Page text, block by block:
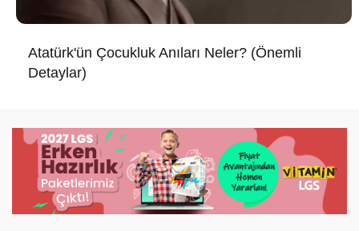
Atatürk'ün Çocukluk Anıları Neler? (Önemli
Detaylar)